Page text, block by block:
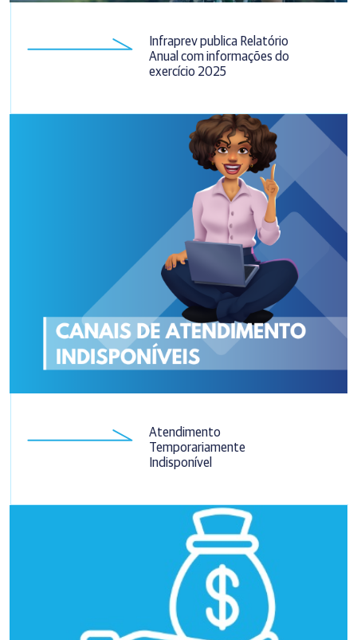
Infraprev publica Relatório
Anual com informações do
exercício 2025
Atendimento
Temporariamente
Indisponível